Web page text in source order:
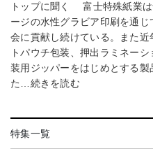
トップに聞く 富士特殊紙業は
ージの水性グラビア印刷を通じ
会に貢献し続けている。また近
トパウチ包装、押出ラミネーシ
装用ジッパーをはじめとする
た…続きを読む
特集一覧